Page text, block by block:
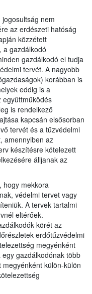
nem
az erdészeti hatóság
közzétett
a gazdálkodó
gazdálkodó el tudja
tervét. A nagyobb
korábban is
eddig is a
együttműködés
is rendelkező
kapcsán elsősorban
tervét és a tűzvédelmi
amennyiben az
készítésre kötelezett
álljanak az
hogy mekkora
védelmi tervet vagy
A tervek tartalmi
eltérőek.
körét az
erdőtűzvédelmi
megyénként
gazdálkodónak több
külön-külön